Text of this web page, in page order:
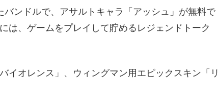
バンドルで、アサルトキャラ「アッシュ」が無料で
は、ゲームをプレイして貯めるレジェンドトーク
イオレンス」、ウィングマン用エピックスキン「リ